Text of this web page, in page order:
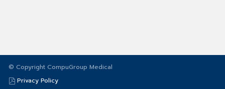
© Copyright CompuGroup Medical
Privacy Policy